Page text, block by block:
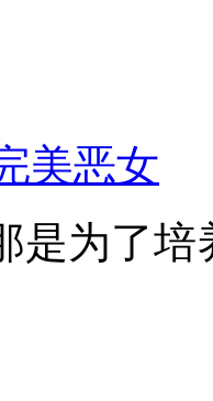
美恶女
为了培